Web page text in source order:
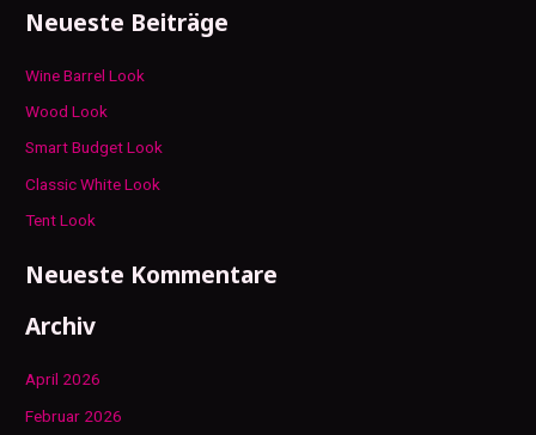
c
n
n
a
c
:
Neueste Beiträge
Wine Barrel Look
Wood Look
Smart Budget Look
Classic White Look
Tent Look
Neueste Kommentare
Archiv
April 2026
Februar 2026